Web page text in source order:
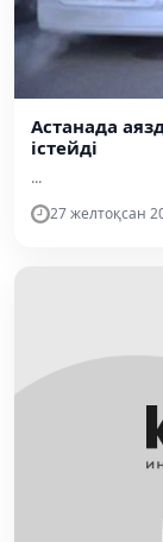
Астанада
істейді
...
27 желтоқсан